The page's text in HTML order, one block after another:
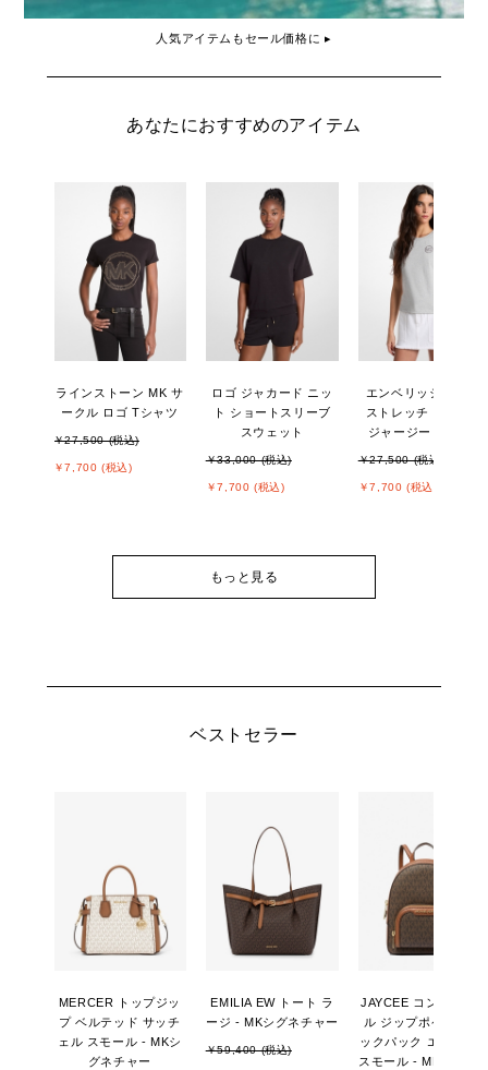
人気アイテムもセール価格に ▸
あなたにおすすめのアイテム
ラインストーン MK サ
ークル ロゴ Tシャツ
￥27,500 (税込)
￥7,700 (税込)
ロゴ ジャカード ニッ
ト ショートスリーブ
スウェット
￥33,000 (税込)
￥7,700 (税込)
エンベリッシュ ロゴ
ストレッチ コットン
ジャージー Tシャツ
￥27,500 (税込)
￥7,700 (税込)
もっと見る
ベストセラー
MERCER トップジッ
プ ベルテッド サッチ
ェル スモール - MKシ
グネチャー
EMILIA EW トート ラ
ージ - MKシグネチャー
￥59,400 (税込)
JAYCEE コンバーチブ
ル ジップポケット バ
ックパック エクスト
スモール - MKシグネ